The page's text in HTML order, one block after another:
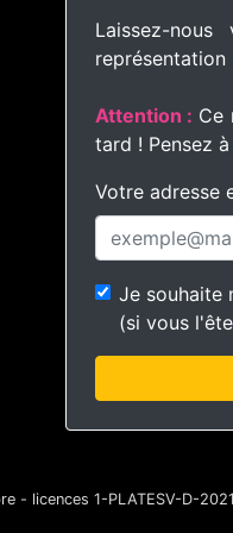
Laissez-
représentation
Attention : Ce
tard ! Pensez
Votre adresse
Je souhaite
(si vous
- licences 1-PLATESV-D-